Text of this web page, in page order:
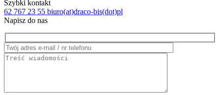
Szybki kontakt
62 767 23 55 biuro(at)draco-bis(dot)pl
Napisz do nas